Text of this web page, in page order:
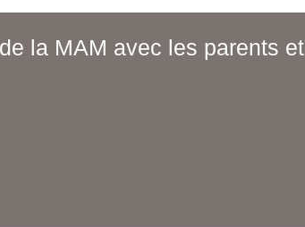
la MAM avec les parents et